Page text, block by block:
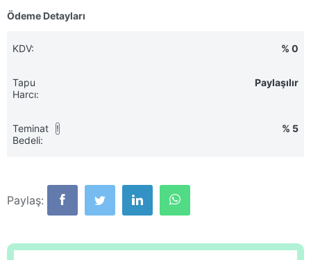
Ödeme Detayları
KDV: % 0
Tapu
Harcı:
Paylaşılır
Teminat
Bedeli:
! % 5
Paylaş: